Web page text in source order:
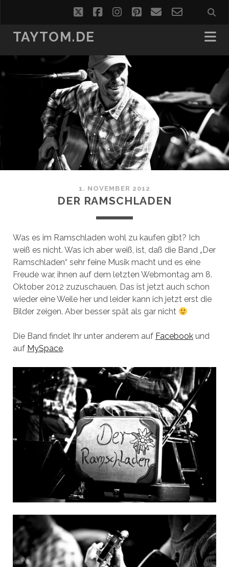
twitterfacebookinstagram
pinterest
emailemail-
form
TAYTOM.DE
1. NOVEMBER 2012
DER RAMSCHLADEN
Was es im Ramschladen wohl zu kaufen gibt? Ich
weiß es nicht. Was ich aber weiß, ist, daß die Band „Der
Ramschladen“ sehr feine Musik macht und es eine
Freude war, ihnen auf dem letzten Webmontag am 8.
Oktober 2012 zuzuschauen. Das ist jetzt auch schon
wieder eine Weile her und leider kann ich jetzt erst die
Bilder zeigen. Aber besser spät als gar nicht
Die Band findet Ihr unter anderem auf Facebookund
auf MySpace.